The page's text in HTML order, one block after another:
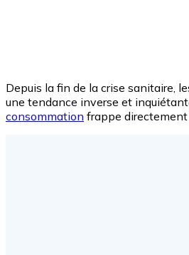
Depuis la fin de la crise sanitaire,
une tendance inverse et
consommation frappe directement